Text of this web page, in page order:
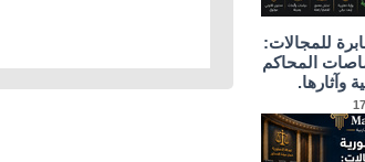
للمجالات:
المحاكم
وآثارها.